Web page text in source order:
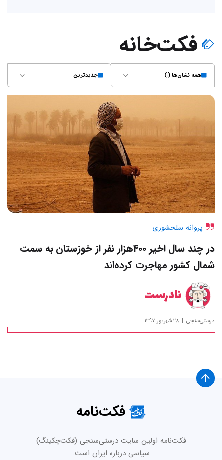
فکت‌خانه
همه نشان‌ها (۱) جدیدترین
پروانه سلحشوری
در چند سال اخیر ۴۰۰هزار نفر از خوزستان به سمت
شمال کشور مهاجرت کرده‌اند
نادرست
درستی‌سنجی ۲۸ شهریور ۱۳۹۷
فکت‌نامه
فکت‌نامه اولین سایت درستی‌سنجی (فکت‌چکینگ)
سیاسی درباره ایران است.